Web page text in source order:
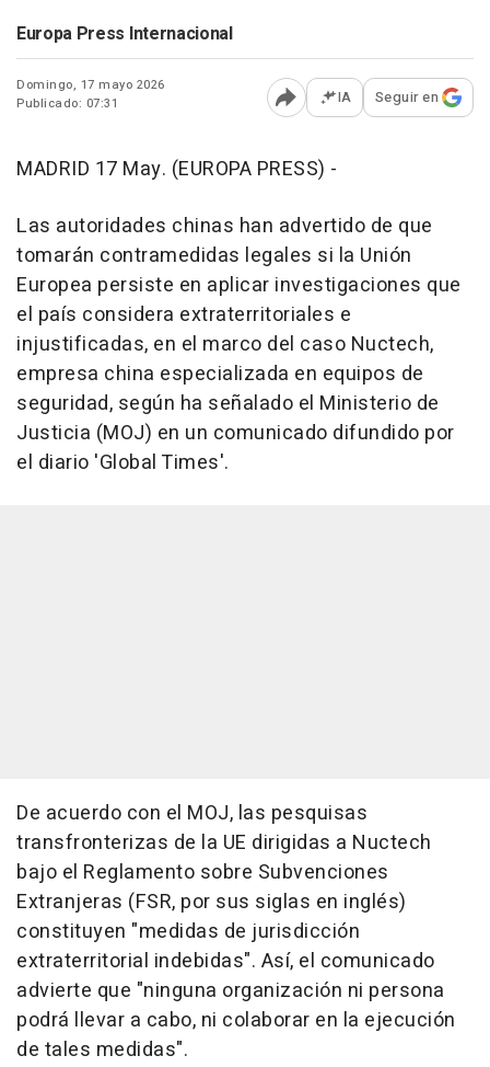
Europa Press Internacional
Domingo, 17 mayo 2026
Publicado: 07:31
Abrir opciones para
IA Seguir en
MADRID 17 May. (EUROPA PRESS) -
Las autoridades chinas han advertido de que
tomarán contramedidas legales si la Unión
Europea persiste en aplicar investigaciones que
el país considera extraterritoriales e
injustificadas, en el marco del caso Nuctech,
empresa china especializada en equipos de
seguridad, según ha señalado el Ministerio de
Justicia (MOJ) en un comunicado difundido por
el diario 'Global Times'.
De acuerdo con el MOJ, las pesquisas
transfronterizas de la UE dirigidas a Nuctech
bajo el Reglamento sobre Subvenciones
Extranjeras (FSR, por sus siglas en inglés)
constituyen "medidas de jurisdicción
extraterritorial indebidas". Así, el comunicado
advierte que "ninguna organización ni persona
podrá llevar a cabo, ni colaborar en la ejecución
de tales medidas".